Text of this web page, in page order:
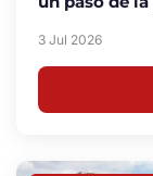
3 Jul 2026